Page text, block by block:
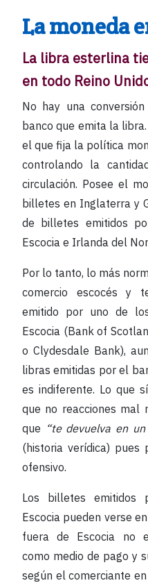
La moneda
La libra esterlina
en todo Reino
No hay una
banco que emita la
el que fija la política
controlando la
circulación. Posee el
billetes en Inglaterra y
de billetes emitidos
Escocia e Irlanda del
Por lo tanto, lo más
comercio escocés y
emitido por uno de
Escocia (Bank of
o Clydesdale Bank),
libras emitidas por el
es indiferente. Lo que
que no reacciones mal
que “te devuelva en
(historia verídica) pues
ofensivo.
Los billetes emitidos
Escocia pueden verse
fuera de Escocia no
como medio de pago y
según el comerciante